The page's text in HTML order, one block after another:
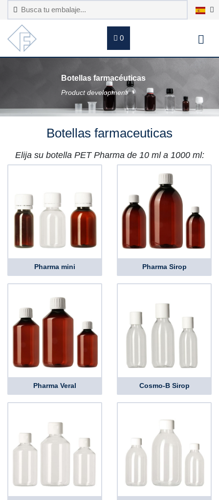
0
Botellas farmacéuticas
Product development
Botellas farmaceuticas
Elija su botella PET Pharma de 10 ml a 1000 ml:
Pharma mini Pharma Sirop
Pharma Veral Cosmo-B Sirop